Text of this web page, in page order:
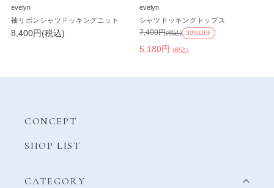
evelyn
袖リボンシャツドッキングニット
8,400円(税込)
evelyn
シャツドッキングトップス
5,180円 (税込)
7,400円(税込) 30%OFF
CONCEPT
SHOP LIST
CATEGORY